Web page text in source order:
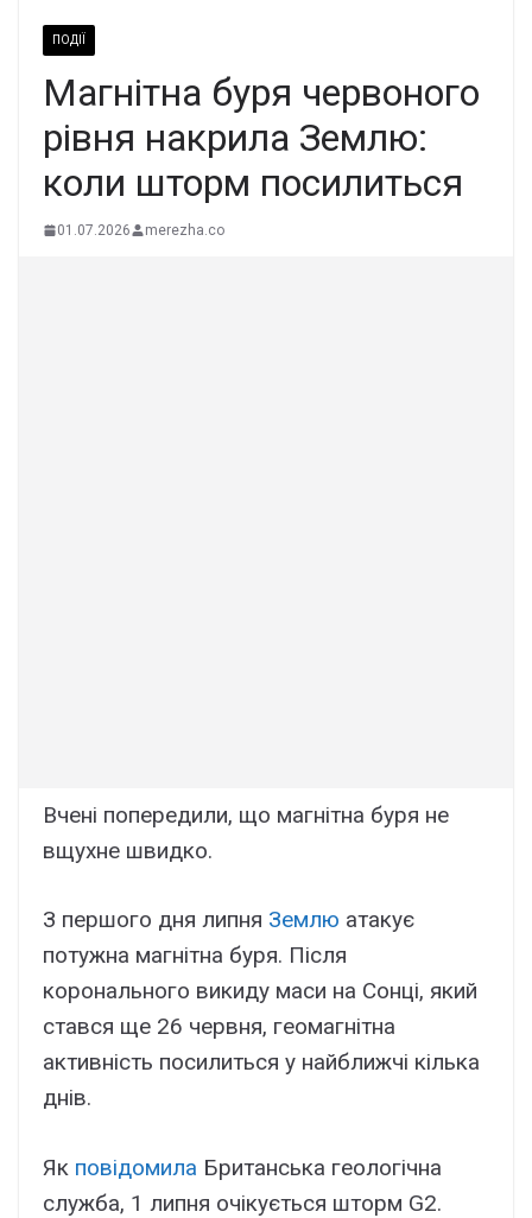
ПОДІЇ
Магнітна буря червоного
рівня накрила Землю:
коли шторм посилиться
01.07.2026 merezha.co
Вчені попередили, що магнітна буря не
вщухне швидко.
З першого дня липня Землю атакує
потужна магнітна буря. Після
коронального викиду маси на Сонці, який
стався ще 26 червня, геомагнітна
активність посилиться у найближчі кілька
днів.
Як повідомила Британська геологічна
служба, 1 липня очікується шторм G2.